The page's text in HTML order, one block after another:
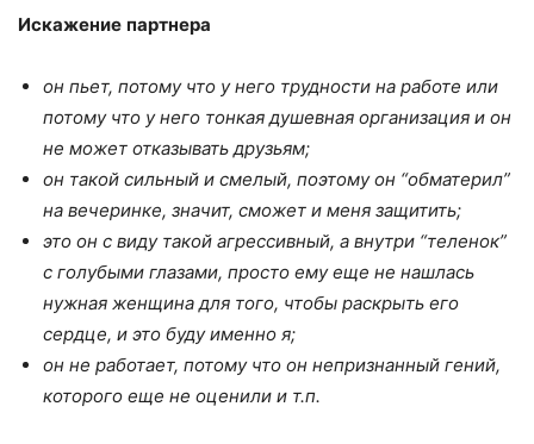
Искажение партнера
он пьет, потому что у него трудности на работе или
потому что у него тонкая душевная организация и он
не может отказывать друзьям;
он такой сильный и смелый, поэтому он “обматерил”
на вечеринке, значит, сможет и меня защитить;
это он с виду такой агрессивный, а внутри “теленок”
с голубыми глазами, просто ему еще не нашлась
нужная женщина для того, чтобы раскрыть его
сердце, и это буду именно я;
он не работает, потому что он непризнанный гений,
которого еще не оценили и т.п.